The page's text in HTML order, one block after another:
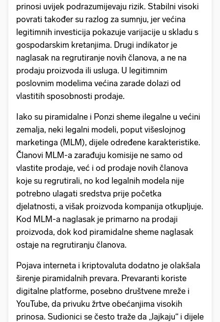
prinosi uvijek podrazumijevaju rizik. Stabilni visoki
povrati također su razlog za sumnju, jer većina
legitimnih investicija pokazuje varijacije u skladu s
gospodarskim kretanjima. Drugi indikator je
naglasak na regrutiranje novih članova, a ne na
prodaju proizvoda ili usluga. U legitimnim
poslovnim modelima većina zarade dolazi od
vlastitih sposobnosti prodaje.
Iako su piramidalne i Ponzi sheme ilegalne u većini
zemalja, neki legalni modeli, poput višeslojnog
marketinga (MLM), dijele određene karakteristike.
Članovi MLM-a zarađuju komisije ne samo od
vlastite prodaje, već i od prodaje novih članova
koje su regrutirali, no kod legalnih modela nije
potrebno ulagati sredstva prije početka
djelatnosti, a višak proizvoda kompanija otkupljuje.
Kod MLM-a naglasak je primarno na prodaji
proizvoda, dok kod piramidalne sheme naglasak
ostaje na regrutiranju članova.
Pojava interneta i kriptovaluta dodatno je olakšala
širenje piramidalnih prevara. Prevaranti koriste
digitalne platforme, posebno društvene mreže i
YouTube, da privuku žrtve obećanjima visokih
prinosa. Sudionici se često traže da „lajkaju“ i dijele